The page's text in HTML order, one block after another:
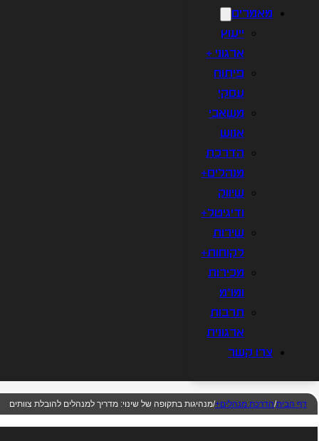
מאמרים
ייעוץ
ארגוני +
פיתוח
עסקי
משאבי
אנוש
הדרכת
מנהלים+
שיווק
ודיגיטל+
שירות
לקוחות+
מכירות
ומו"מ
תרבות
ארגונית
צרו קשר
דף הבית/הדרכת מנהלים+/מנהיגות בתקופה של שינוי: מדריך למנהלים להובלת צוותים